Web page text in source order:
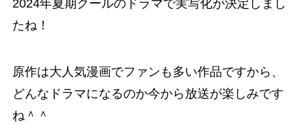
2024年夏期クールのドラマで実写化が決定しまし
たね！
原作は大人気漫画でファンも多い作品ですから、
どんなドラマになるのか今から放送が楽しみです
ね＾＾